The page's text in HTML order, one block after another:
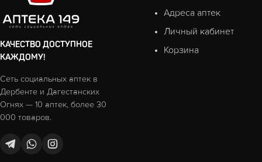
КАЧЕСТВО ДОСТУПНОЕ
КАЖДОМУ!
Сеть социальных аптек в
Дербенте и Дагестанских
Огнях — 10 аптек, более 30
000 товаров.
Адреса аптек
Личный кабинет
Корзина